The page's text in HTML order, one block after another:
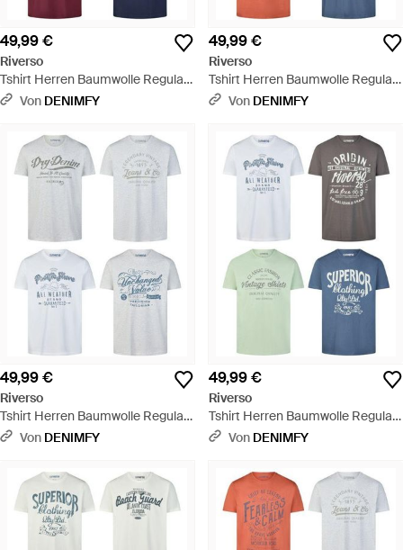
49,99 €
Riverso
Tshirt Herren Baumwolle Regular
Fit Rivleon 4Er Set Pack - Weiß
Von DENIMFY
49,99 €
Riverso
Tshirt Herren Baumwolle Regular
Fit Rivleon 4Er Set Pack - Weiß
Von DENIMFY
49,99 €
Riverso
Tshirt Herren Baumwolle Regular
Fit Rivleon 4Er Set Pack - Weiß
Von DENIMFY
49,99 €
Riverso
Tshirt Herren Baumwolle Regular
Fit Rivleon 4Er Set Pack - Weiß
Von DENIMFY